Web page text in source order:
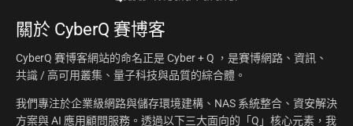
關於 CyberQ 賽博客
CyberQ 賽博客網站的命名正是 Cyber + Q ，是賽博網路、資訊、
共識 / 高可用叢集、量子科技與品質的綜合體。
我們專注於企業級網路與儲存環境建構、NAS 系統整合、資安解決
方案與 AI 應用顧問服務。透過以下三大面向的「Q」核心元素，我